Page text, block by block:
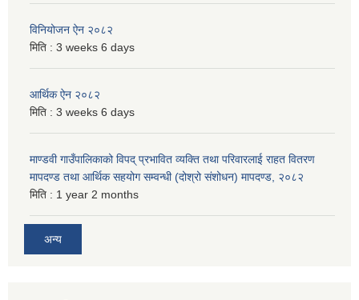
विनियोजन ऐन २०८२
मिति : 3 weeks 6 days
आर्थिक ऐन २०८२
मिति : 3 weeks 6 days
माण्डवी गाउँपालिकाको विपद् प्रभावित व्यक्ति तथा परिवारलाई राहत वितरण
मापदण्ड तथा आर्थिक सहयोग सम्वन्धी (दोश्रो संशोधन) मापदण्ड, २०८२
मिति : 1 year 2 months
अन्य